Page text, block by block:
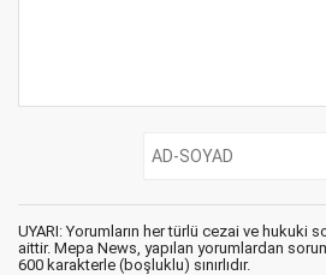
UYARI: Yorumların her türlü cezai ve hukuki
aittir. Mepa News, yapılan yorumlardan
600 karakterle (boşluklu) sınırlıdır.